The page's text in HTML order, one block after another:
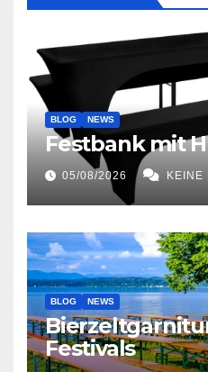
BLOG NEWS
Festbank mit
05/08/2026 KEINE
BLOG NEWS
Festivals